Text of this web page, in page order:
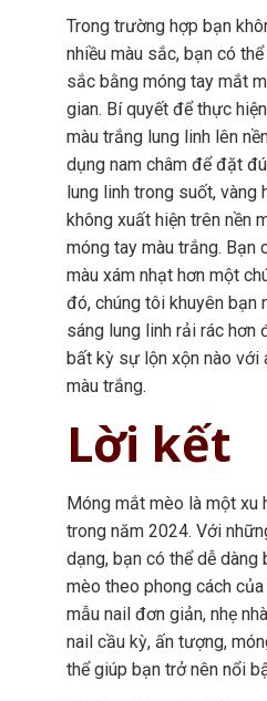
Trong trường hợp bạn
nhiều màu sắc, bạn có
sắc bằng móng tay mắt
gian. Bí quyết để thực
màu trắng lung linh lên
dụng nam châm để đặt
lung linh trong suốt, vàng
không xuất hiện trên nền
móng tay màu trắng. Bạn
màu xám nhạt hơn một
đó, chúng tôi khuyên bạn
sáng lung linh rải rác hơn
bất kỳ sự lộn xộn nào với
màu trắng.
Lời kết
Móng mắt mèo là một xu
trong năm 2024. Với
dạng, bạn có thể dễ dàng
mèo theo phong cách
mẫu nail đơn giản, nhẹ
nail cầu kỳ, ấn tượng,
thể giúp bạn trở nên nổi